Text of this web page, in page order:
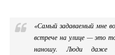
«Самый задаваемый мне
встрече на улице — это
наношу. Люди даже